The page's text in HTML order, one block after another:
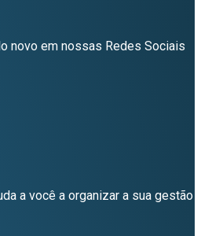
novo em nossas Redes Sociais
a você a organizar a sua gestão